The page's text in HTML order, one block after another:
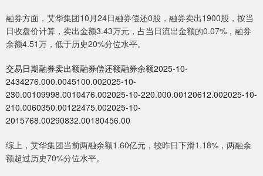
融券方面，艾华集团10月24日融券偿还0股，融券卖出1900股，按当
日收盘价计算，卖出金额3.43万元，占当日流出金额的0.07%，融券
余额4.51万，低于历史20%分位水平。
交易日期融券卖出额融券偿还额融券余额2025-10-
2434276.000.0045100.002025-10-
230.00109998.0010476.002025-10-220.000.00120612.002025-10-
210.0060350.00122475.002025-10-
2015768.00290832.00180456.00
综上，艾华集团当前两融余额1.60亿元，较昨日下滑1.18%，两融余
额超过历史70%分位水平。